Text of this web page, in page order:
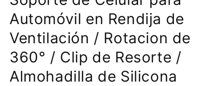
modal
Automóvil en Rendija de
Ventilación / Rotacion de
360° / Clip de Resorte /
Almohadilla de Silicona